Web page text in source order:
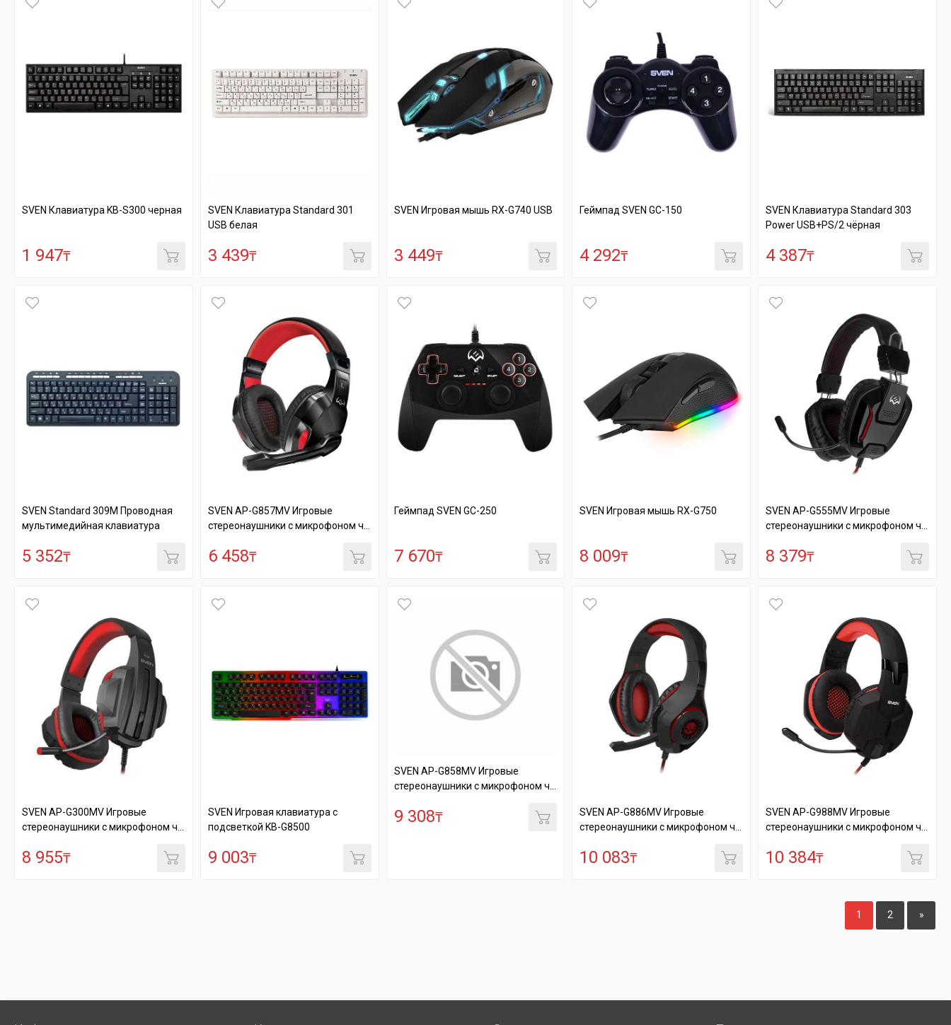
SVEN Клавиатура KB-S300 черная
1 947₸
SVEN Клавиатура Standard 301
USB белая
3 439₸
SVEN Игровая мышь RX-G740 USB
3 449₸
Геймпад SVEN GC-150
4 292₸
SVEN Клавиатура Standard 303
Power USB+PS/2 чёрная
4 387₸
SVEN Standard 309M Проводная
мультимедийная клавиатура
5 352₸
SVEN AP-G857MV Игровые
стереонаушники с микрофоном ч...
6 458₸
Геймпад SVEN GC-250
7 670₸
SVEN Игровая мышь RX-G750
8 009₸
SVEN AP-G555MV Игровые
стереонаушники с микрофоном ч...
8 379₸
SVEN AP-G300MV Игровые
стереонаушники с микрофоном ч...
8 955₸
SVEN Игровая клавиатура с
подсветкой KB-G8500
9 003₸
SVEN AP-G858MV Игровые
стереонаушники с микрофоном ч...
9 308₸
SVEN AP-G886MV Игровые
стереонаушники с микрофоном ч...
10 083₸
SVEN AP-G988MV Игровые
стереонаушники с микрофоном ч...
10 384₸
1 2 »